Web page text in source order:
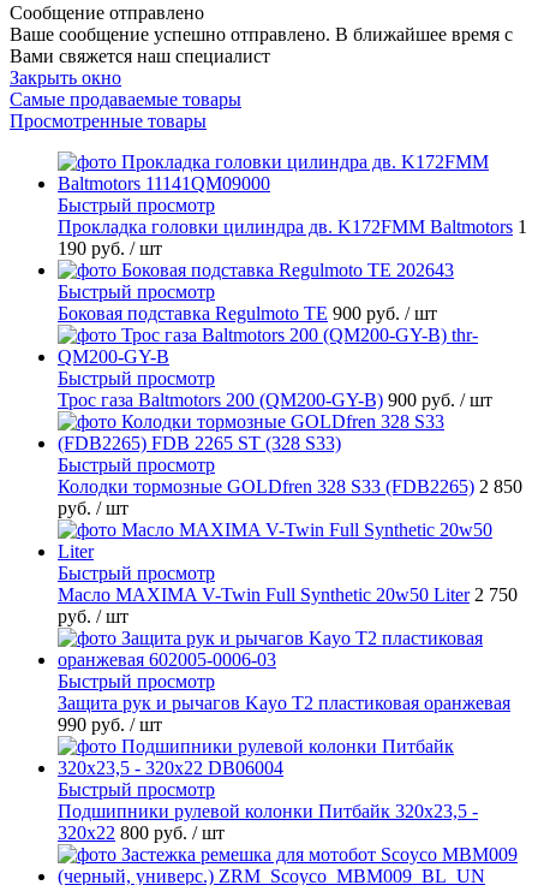
Сообщение отправлено
Ваше сообщение успешно отправлено. В ближайшее время с
Вами свяжется наш специалист
Закрыть окно
Самые продаваемые товары
Просмотренные товары
Быстрый просмотр
Прокладка головки цилиндра дв. K172FMM Baltmotors 1
190 руб. / шт
Быстрый просмотр
Боковая подставка Regulmoto TE 900 руб. / шт
Быстрый просмотр
Трос газа Baltmotors 200 (QM200-GY-B) 900 руб. / шт
Быстрый просмотр
Колодки тормозные GOLDfren 328 S33 (FDB2265) 2 850
руб. / шт
Быстрый просмотр
Масло MAXIMA V-Twin Full Synthetic 20w50 Liter 2 750
руб. / шт
Быстрый просмотр
Защита рук и рычагов Kayo T2 пластиковая оранжевая
990 руб. / шт
Быстрый просмотр
Подшипники рулевой колонки Питбайк 320x23,5 -
320x22 800 руб. / шт